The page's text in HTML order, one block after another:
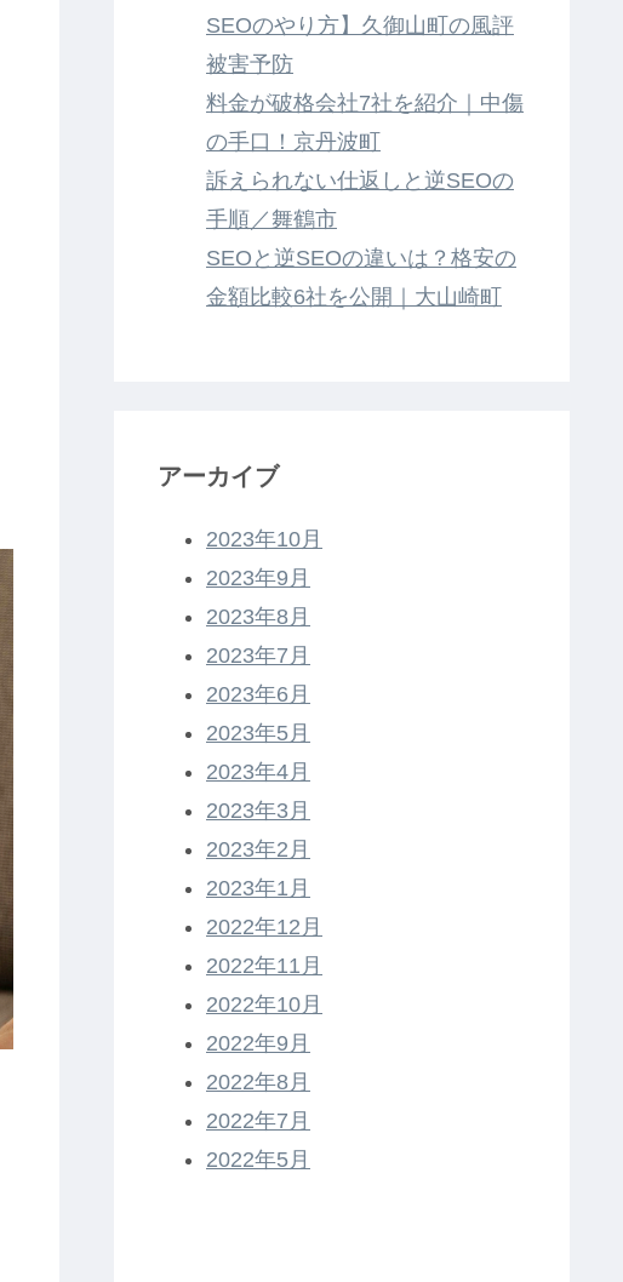
SEOのやり方】久御山町の風評
被害予防
料金が破格会社7社を紹介｜中傷
の手口！京丹波町
訴えられない仕返しと逆SEOの
手順／舞鶴市
SEOと逆SEOの違いは？格安の
金額比較6社を公開｜大山崎町
アーカイブ
2023年10月
2023年9月
2023年8月
2023年7月
2023年6月
2023年5月
2023年4月
2023年3月
2023年2月
2023年1月
2022年12月
2022年11月
2022年10月
2022年9月
2022年8月
2022年7月
2022年5月